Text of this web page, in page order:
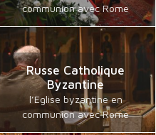
communion avec Rome
Russe Catholique
Byzantine
l’Eglise byzantine en
communion avec Rome